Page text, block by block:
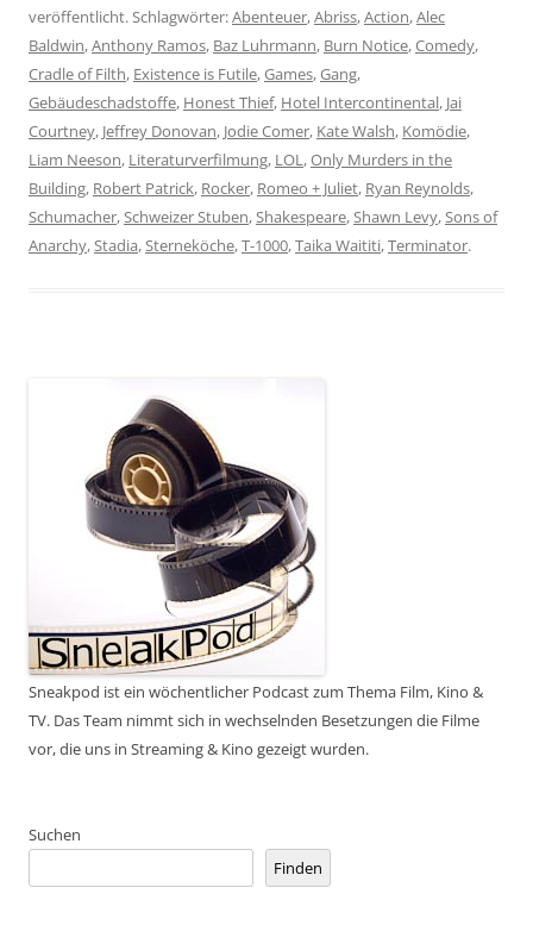
veröffentlicht. Schlagwörter:Abenteuer,Abriss,Action,Alec
Baldwin,Anthony Ramos, Baz Luhrmann, Burn Notice,Comedy,
Cradle of Filth, Existence is Futile,Games,Gang,
Gebäudeschadstoffe, Honest Thief, Hotel Intercontinental, Jai
Courtney, Jeffrey Donovan, Jodie Comer, Kate Walsh, Komödie,
Liam Neeson, Literaturverfilmung, LOL,Only Murders in the
Building, Robert Patrick, Rocker, Romeo + Juliet, Ryan Reynolds,
Schumacher,Schweizer Stuben,Shakespeare,Shawn Levy,Sons of
Anarchy,Stadia,Sterneköche,T-1000,Taika Waititi,Terminator.
Sneakpod ist ein wöchentlicher Podcast zum Thema Film, Kino &
TV. Das Team nimmt sich in wechselnden Besetzungen die Filme
vor, die uns in Streaming & Kino gezeigt wurden.
Suchen
Finden